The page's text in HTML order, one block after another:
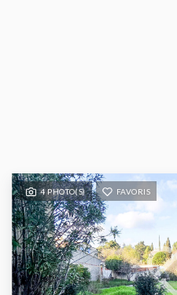
4 PHOTO(S) FAVORIS